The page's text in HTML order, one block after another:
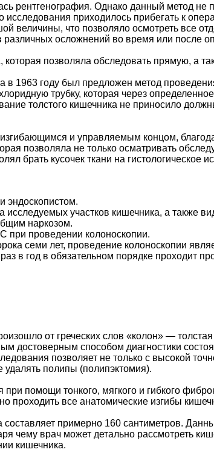
рентгенография. Однако данный метод
исследования приходилось прибегать к
величины, что позволяло осмотреть все
различных осложнений во время или после
позволяла обследовать прямую, а
в 1963 году был предложен метод
трубку, которая через
толстого кишечника не приносило
и управляемым концом,
позволяла не только осматривать
брать кусочек ткани на гистологическое
эндоскопистом.
исследуемых участков кишечника, а также
наркозом.
при проведении колоноскопии.
семи лет, проведение колоноскопии
в год в обязательном порядке проходит
от греческих слов «колон» —
достоверным способом диагностики
позволяет не только с высокой
удалять полипы (полипэктомия).
при помощи тонкого, мягкого и гибкого
проходить все анатомические изгибы
составляет примерно 160 сантиметров.
чему врач может детально рассмотреть
кишечника.